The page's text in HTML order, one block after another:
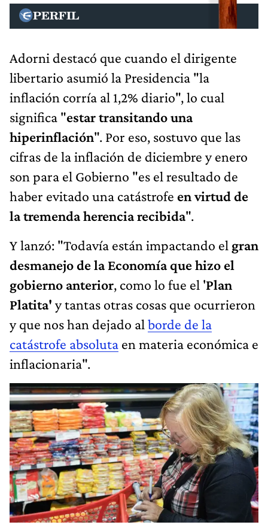
Adorni destacó que cuando el dirigente
libertario asumió la Presidencia "la
inflación corría al 1,2% diario", lo cual
significa "estar transitando una
hiperinflación". Por eso, sostuvo que las
cifras de la inflación de diciembre y enero
son para el Gobierno "es el resultado de
haber evitado una catástrofe en virtud de
la tremenda herencia recibida".
Y lanzó: "Todavía están impactando el gran
desmanejo de la Economía que hizo el
gobierno anterior, como lo fue el 'Plan
Platita' y tantas otras cosas que ocurrieron
y que nos han dejado al borde de la
catástrofe absoluta en materia económica e
inflacionaria".